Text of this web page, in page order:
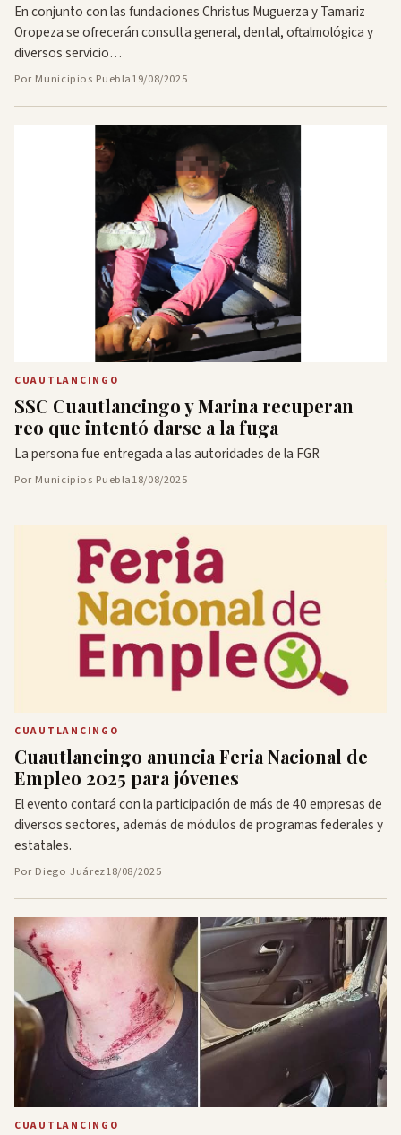
En conjunto con las fundaciones Christus Muguerza y Tamariz
Oropeza se ofrecerán consulta general, dental, oftalmológica y
diversos servicio…
Por Municipios Puebla19/08/2025
CUAUTLANCINGO
SSC Cuautlancingo y Marina recuperan
reo que intentó darse a la fuga
La persona fue entregada a las autoridades de la FGR
Por Municipios Puebla18/08/2025
CUAUTLANCINGO
Cuautlancingo anuncia Feria Nacional de
Empleo 2025 para jóvenes
El evento contará con la participación de más de 40 empresas de
diversos sectores, además de módulos de programas federales y
estatales.
Por Diego Juárez18/08/2025
CUAUTLANCINGO